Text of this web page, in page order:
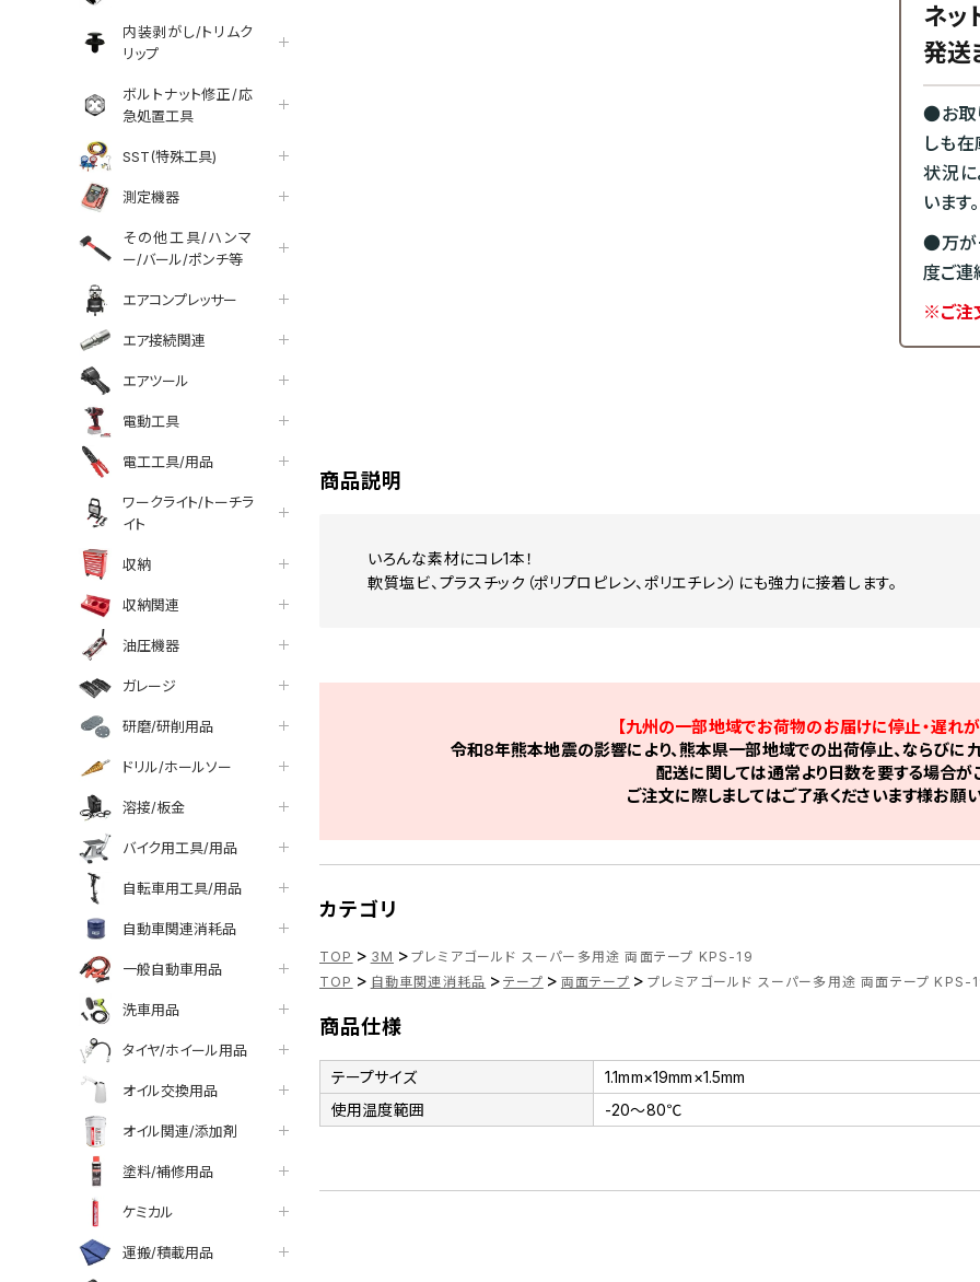
内装剥がし/トリムク
リップ
ボルトナット修正/応
急処置工具
SST(特殊工具)
測定機器
その他工具/ハンマ
ー/バール/ポンチ等
エアコンプレッサー
エア接続関連
エアツール
電動工具
電工工具/用品
ワークライト/トーチラ
イト
収納
収納関連
油圧機器
ガレージ
研磨/研削用品
ドリル/ホールソー
溶接/板金
バイク用工具/用品
自転車用工具/用品
自動車関連消耗品
一般自動車用品
洗車用品
タイヤ/ホイール用品
オイル交換用品
オイル関連/添加剤
塗料/補修用品
ケミカル
運搬/積載用品
ネッ
発送
●お取
しも
状況に
います。
●万が
度ご連
※ご注
facebook
line
商品説明
いろんな素材にコレ1本！
軟質塩ビ、プラスチック（ポリプロピレン、ポリエチレン）にも強力に接着します。
【九州の一部地域でお荷物のお届けに停止・遅れが
令和8年熊本地震の影響により、熊本県一部地域での出荷停止、ならびに
配送に関しては通常より日数を要する場合が
ご注文に際しましてはご了承くださいます様お願
カテゴリ
TOP > 3M > プレミアゴールド スーパー多用途 両面テープ KPS-19
TOP > 自動車関連消耗品 > テープ > 両面テープ > プレミアゴールド スーパー多用途 両面テープ KPS-
商品仕様
テープサイズ
1.1mm×19mm×1.5mm
使用温度範囲
-20～80℃